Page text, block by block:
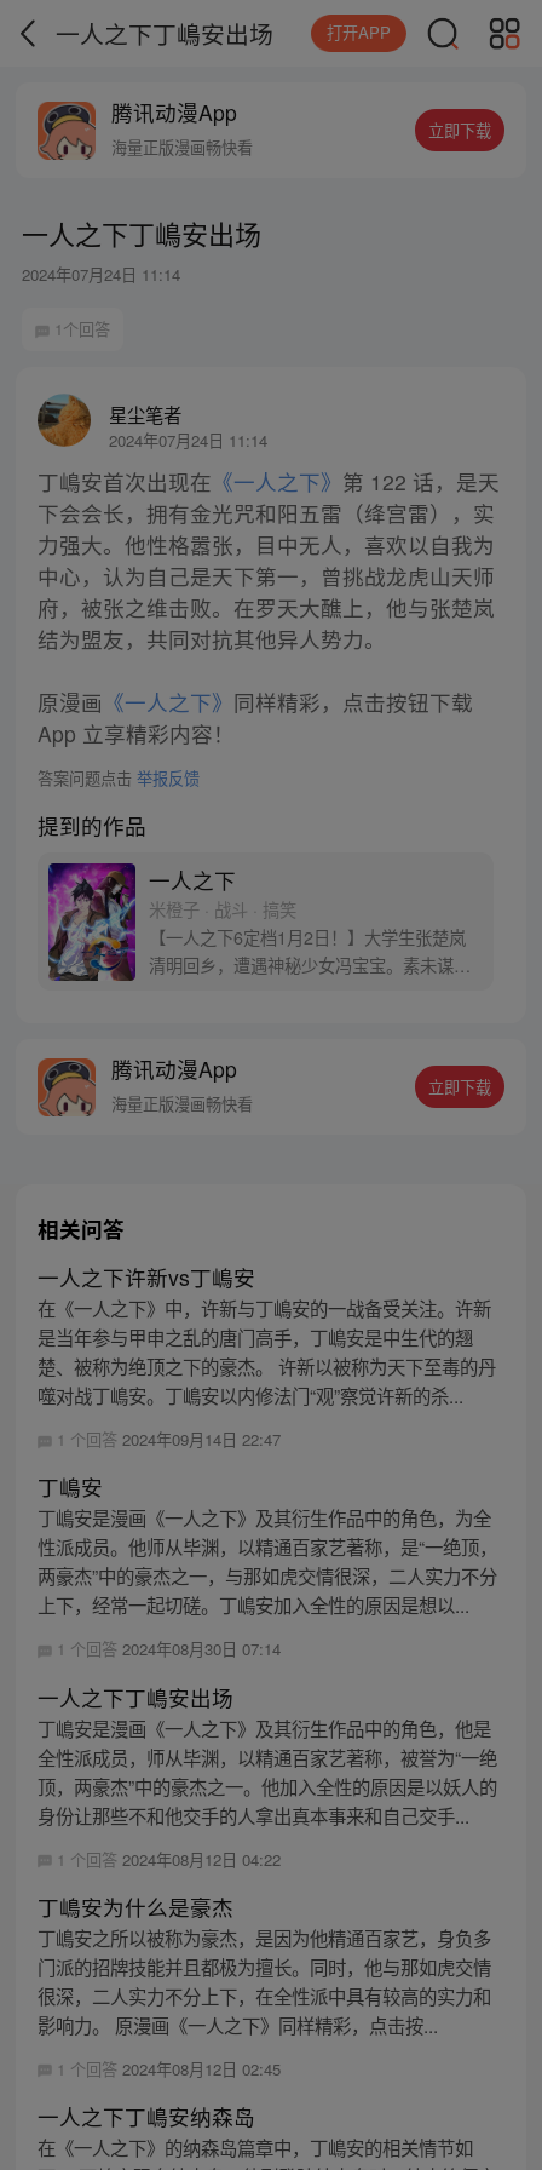
一人之下丁嶋安出场 打开APP
腾讯动漫App
海量正版漫画畅快看
立即下载
一人之下丁嶋安出场
2024年07月24日 11:14
1个回答
星尘笔者
2024年07月24日 11:14
丁嶋安首次出现在 《一人之下》 第 122 话，是天
下会会长，拥有金光咒和阳五雷（绛宫雷），实
力强大。他性格嚣张，目中无人，喜欢以自我为
中心，认为自己是天下第一，曾挑战龙虎山天师
府，被张之维击败。在罗天大醮上，他与张楚岚
结为盟友，共同对抗其他异人势力。
原漫画 《一人之下》 同样精彩，点击按钮下载
App 立享精彩内容！
答案问题点击 举报反馈
提到的作品
一人之下
米橙子 · 战斗 · 搞笑
【一人之下6定档1月2日！】大学生张楚岚
清明回乡，遭遇神秘少女冯宝宝。素未谋面
密，张楚岚的生活被彻底颠覆，与冯宝宝一
同踏上“异人”之旅。
腾讯动漫App
海量正版漫画畅快看
立即下载
相关问答
一人之下许新vs丁嶋安
在《一人之下》中，许新与丁嶋安的一战备受关注。许新
是当年参与甲申之乱的唐门高手，丁嶋安是中生代的翘
楚、被称为绝顶之下的豪杰。 许新以被称为天下至毒的丹
噬对战丁嶋安。丁嶋安以内修法门“观”察觉许新的杀...
1 个回答 2024年09月14日 22:47
丁嶋安
丁嶋安是漫画《一人之下》及其衍生作品中的角色，为全
性派成员。他师从毕渊，以精通百家艺著称，是“一绝顶，
两豪杰”中的豪杰之一，与那如虎交情很深，二人实力不分
上下，经常一起切磋。丁嶋安加入全性的原因是想以...
1 个回答 2024年08月30日 07:14
一人之下丁嶋安出场
丁嶋安是漫画《一人之下》及其衍生作品中的角色，他是
全性派成员，师从毕渊，以精通百家艺著称，被誉为“一绝
顶，两豪杰”中的豪杰之一。他加入全性的原因是以妖人的
身份让那些不和他交手的人拿出真本事来和自己交手...
1 个回答 2024年08月12日 04:22
丁嶋安为什么是豪杰
丁嶋安之所以被称为豪杰，是因为他精通百家艺，身负多
门派的招牌技能并且都极为擅长。同时，他与那如虎交情
很深，二人实力不分上下，在全性派中具有较高的实力和
影响力。 原漫画《一人之下》同样精彩，点击按...
1 个回答 2024年08月12日 02:45
一人之下丁嶋安纳森岛
在《一人之下》的纳森岛篇章中，丁嶋安的相关情节如